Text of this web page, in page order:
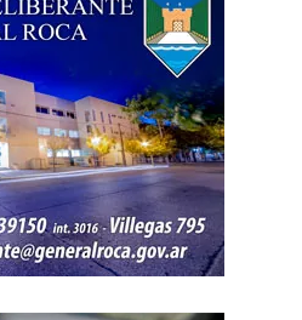
implicara una
de la obra social.
para que la obra social actúe
y oportuna» no modifica el
ni los procedimientos de
«se limita a instar una mayor
imponer modalidad, plazo ni
Esa medida, concluyó, no
de las competencias